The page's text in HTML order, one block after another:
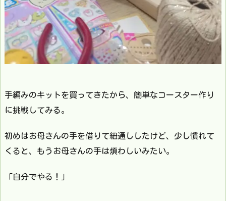
手編みのキットを買ってきたから、簡単なコースター作り
に挑戦してみる。
初めはお母さんの手を借りて紐通ししたけど、少し慣れて
くると、もうお母さんの手は煩わしいみたい。
「自分でやる！」